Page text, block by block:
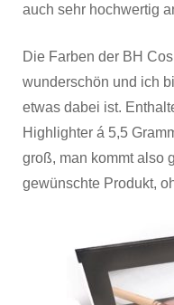
auch sehr hochwertig
Die Farben der BH
wunderschön und ich
etwas dabei ist.
Highlighter á 5,5
groß, man kommt also
gewünschte Produkt,